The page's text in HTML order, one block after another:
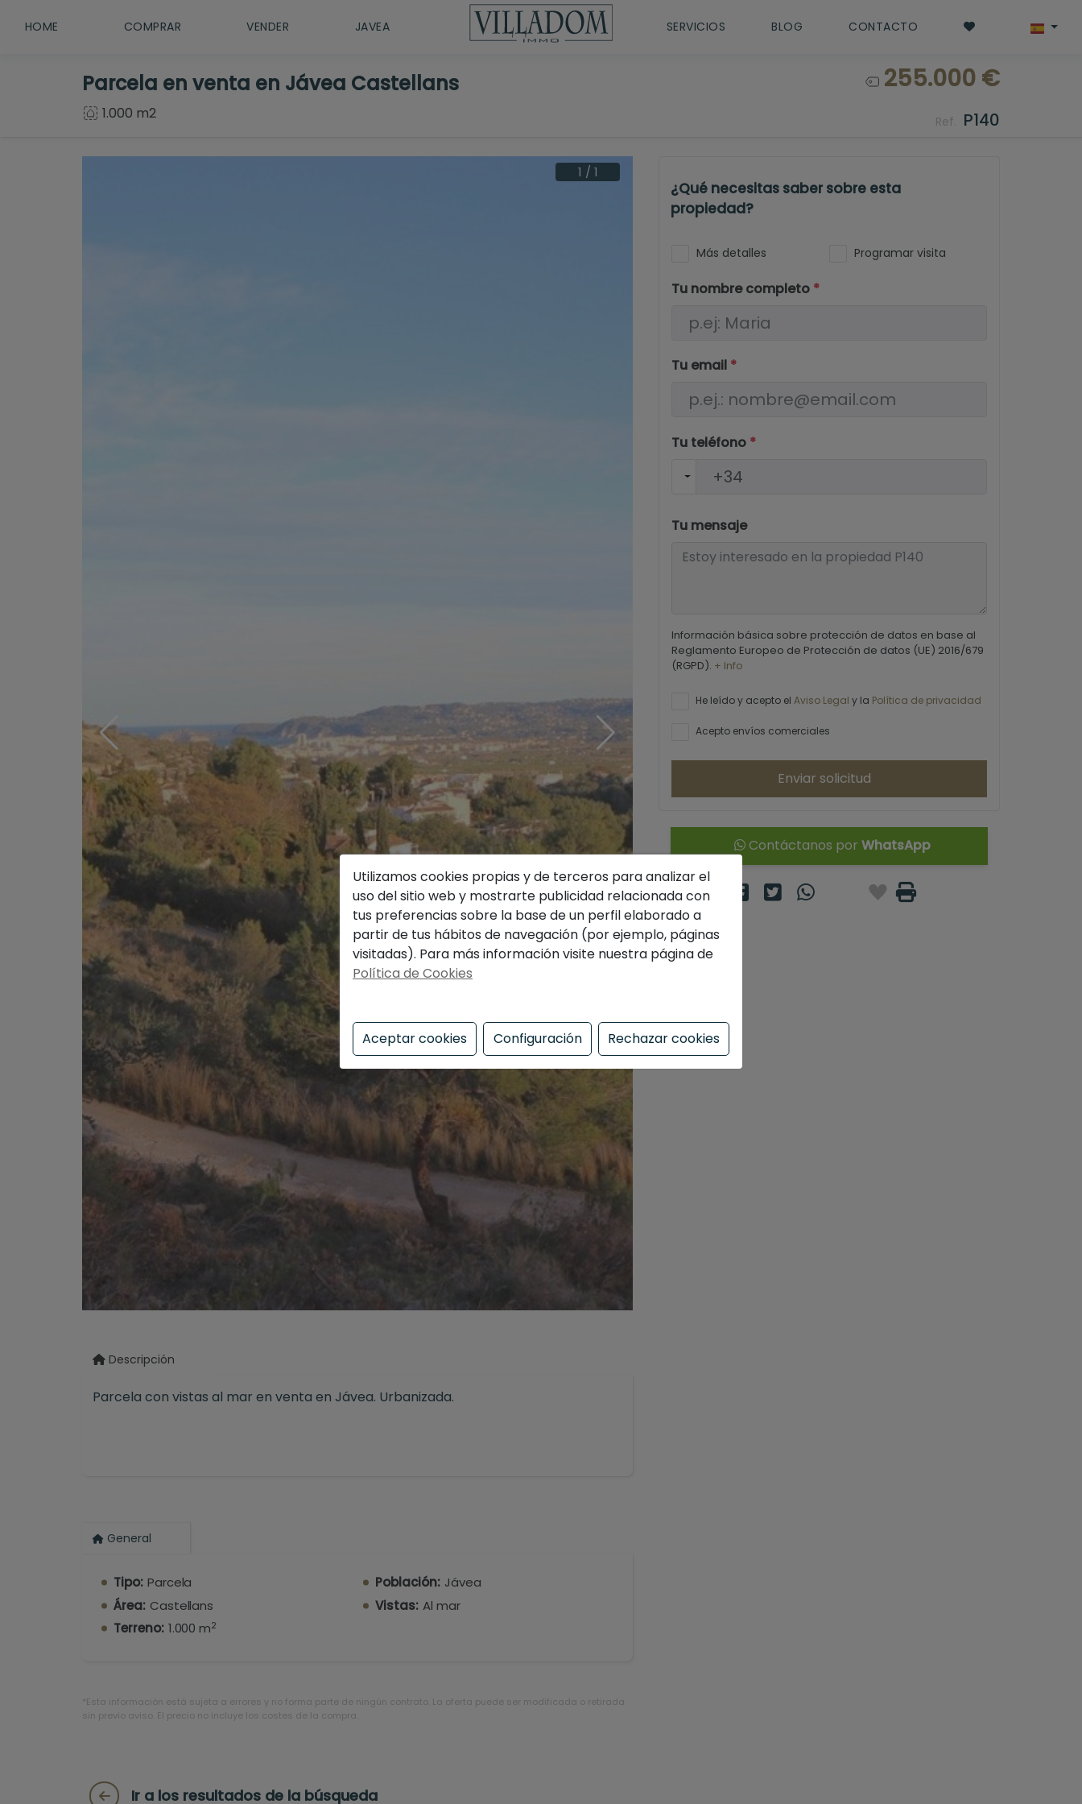
HOME COMPRAR VENDER JAVEA SERVICIOS BLOG CONTACTO
Parcela en venta en Jávea Castellans 255.000 €
1.000 m2 Ref. P140
1 / 1
Descripción
Parcela con vistas al mar en venta en Jávea. Urbanizada.
General
Tipo: Parcela Población: Jávea
Área: Castellans Vistas: Al mar
Terreno: 1.000 m2
*Esta información está sujeta a errores y no forma parte de ningún contrato. La oferta puede ser modificada o retirada
sin previo aviso. El precio no incluye los costes de la compra.
¿Qué necesitas saber sobre esta
propiedad?
Más detalles Programar visita
Tu nombre completo *
Tu email *
Tu teléfono *
Tu mensaje
Información básica sobre protección de datos en base al
Reglamento Europeo de Protección de datos (UE) 2016/679
(RGPD). + Info
He leído y acepto el Aviso Legal y la Política de privacidad
Acepto envíos comerciales
Enviar solicitud
Contáctanos por WhatsApp
Ir a los resultados de la búsqueda
Utilizamos cookies propias y de terceros para analizar el
uso del sitio web y mostrarte publicidad relacionada con
tus preferencias sobre la base de un perfil elaborado a
partir de tus hábitos de navegación (por ejemplo, páginas
visitadas). Para más información visite nuestra página de
Política de Cookies
Aceptar cookies Configuración Rechazar cookies